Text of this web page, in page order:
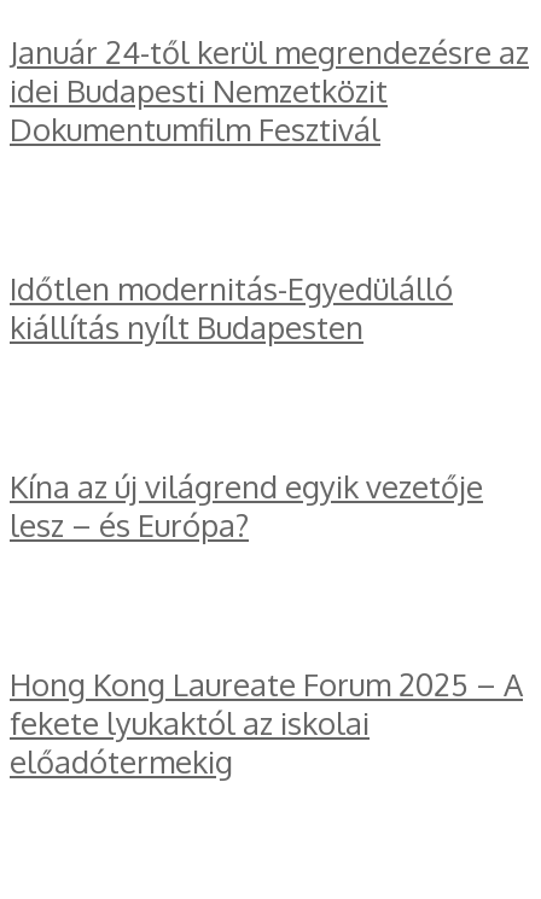
Január 24-től kerül megrendezésre az
idei Budapesti Nemzetközit
Dokumentumfilm Fesztivál
Időtlen modernitás-Egyedülálló
kiállítás nyílt Budapesten
Kína az új világrend egyik vezetője
lesz – és Európa?
Hong Kong Laureate Forum 2025 – A
fekete lyukaktól az iskolai
előadótermekig